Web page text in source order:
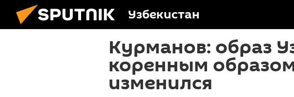
Узбекистан
Курманов: образ
коренным
изменился